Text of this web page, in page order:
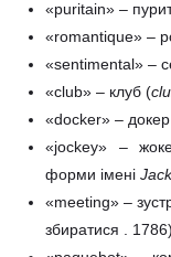
«puritain» –
«romantique» –
«sentimental» –
«club» – клуб (
«docker» –
«jockey» –
форми імені
«meeting» –
збиратися . 1786)